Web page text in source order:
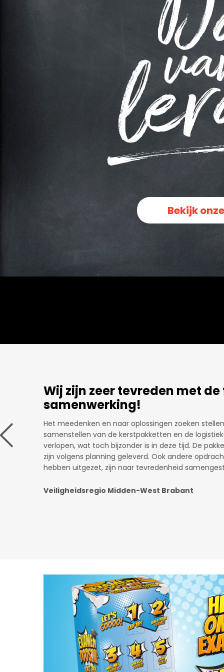
Bekijk
Er wordt meegedacht.
Leuk om langs te kunnen komen, ideeën uit te
hebben om bijvoorbeeld een kerstpakket samen te
meegedacht, niet alleen met gadgets maar zeker
Gaslicht.com